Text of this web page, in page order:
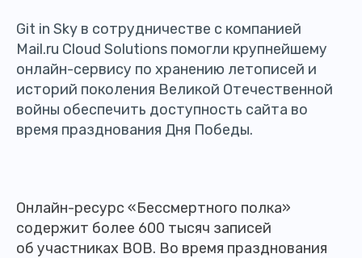
Git in Sky в сотрудничестве с компанией
Mail.ru Cloud Solutions помогли крупнейшему
онлайн-сервису по хранению летописей и
историй поколения Великой Отечественной
войны обеспечить доступность сайта во
время празднования Дня Победы.
Онлайн-ресурс «Бессмертного полка»
содержит более 600 тысяч записей
об участниках ВОВ. Во время празднования